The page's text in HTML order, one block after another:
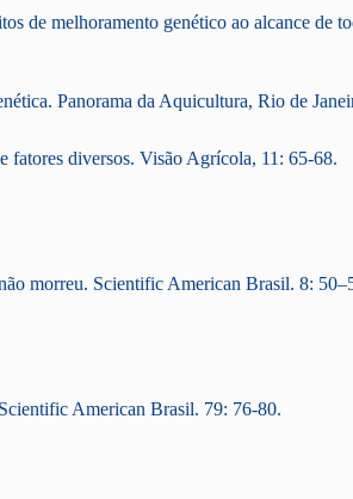
melhoramento genético ao alcance de
Panorama da Aquicultura, Rio de
diversos. Visão Agrícola, 11: 65-68.
morreu. Scientific American Brasil. 8:
American Brasil. 79: 76-80.